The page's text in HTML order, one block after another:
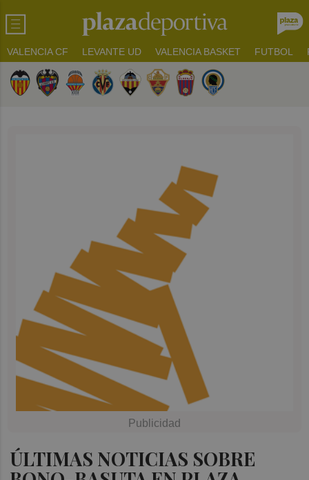
VALENCIA CF LEVANTE UD VALENCIA BASKET FUTBOL
ÚLTIMAS NOTICIAS SOBRE